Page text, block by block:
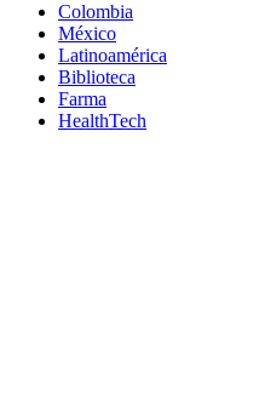
Colombia
México
Latinoamérica
Biblioteca
Farma
HealthTech